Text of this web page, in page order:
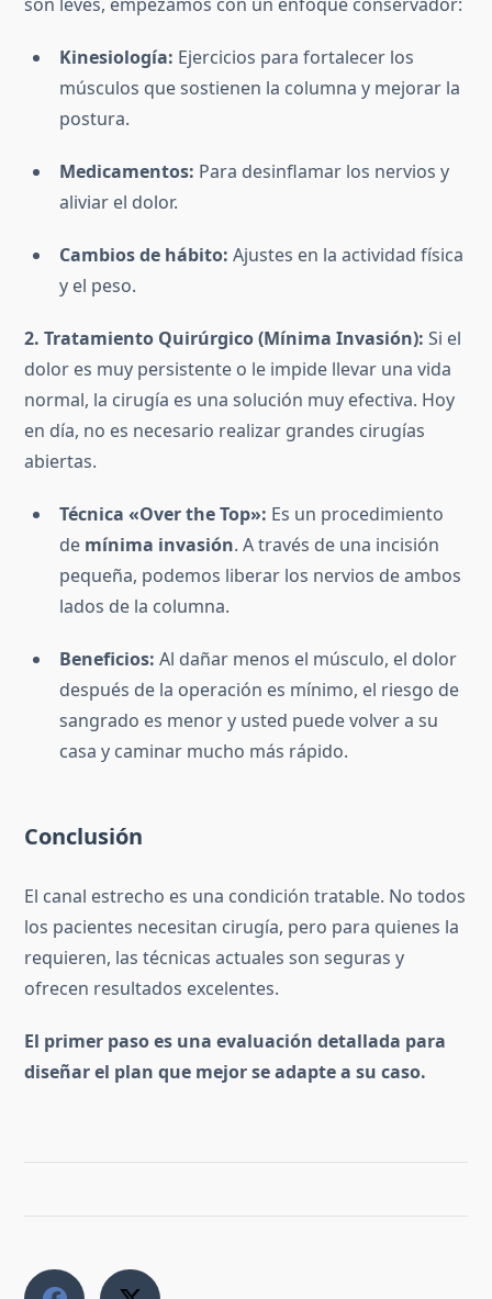
Kinesiología: Ejercicios para fortalecer los
músculos que sostienen la columna y mejorar la
postura.
Medicamentos: Para desinflamar los nervios y
aliviar el dolor.
Cambios de hábito: Ajustes en la actividad física
y el peso.
2. Tratamiento Quirúrgico (Mínima Invasión): Si el
dolor es muy persistente o le impide llevar una vida
normal, la cirugía es una solución muy efectiva. Hoy
en día, no es necesario realizar grandes cirugías
abiertas.
Técnica «Over the Top»: Es un procedimiento
de mínima invasión. A través de una incisión
pequeña, podemos liberar los nervios de ambos
lados de la columna.
Beneficios: Al dañar menos el músculo, el dolor
después de la operación es mínimo, el riesgo de
sangrado es menor y usted puede volver a su
casa y caminar mucho más rápido.
Conclusión
El canal estrecho es una condición tratable. No todos
los pacientes necesitan cirugía, pero para quienes la
requieren, las técnicas actuales son seguras y
ofrecen resultados excelentes.
El primer paso es una evaluación detallada para
diseñar el plan que mejor se adapte a su caso.